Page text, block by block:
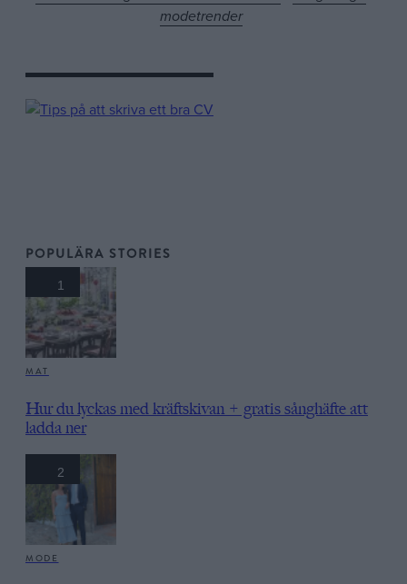
modetrender
POPULÄRA STORIES
1
MAT
Hur du lyckas med kräftskivan + gratis sånghäfte att
ladda ner
2
MODE